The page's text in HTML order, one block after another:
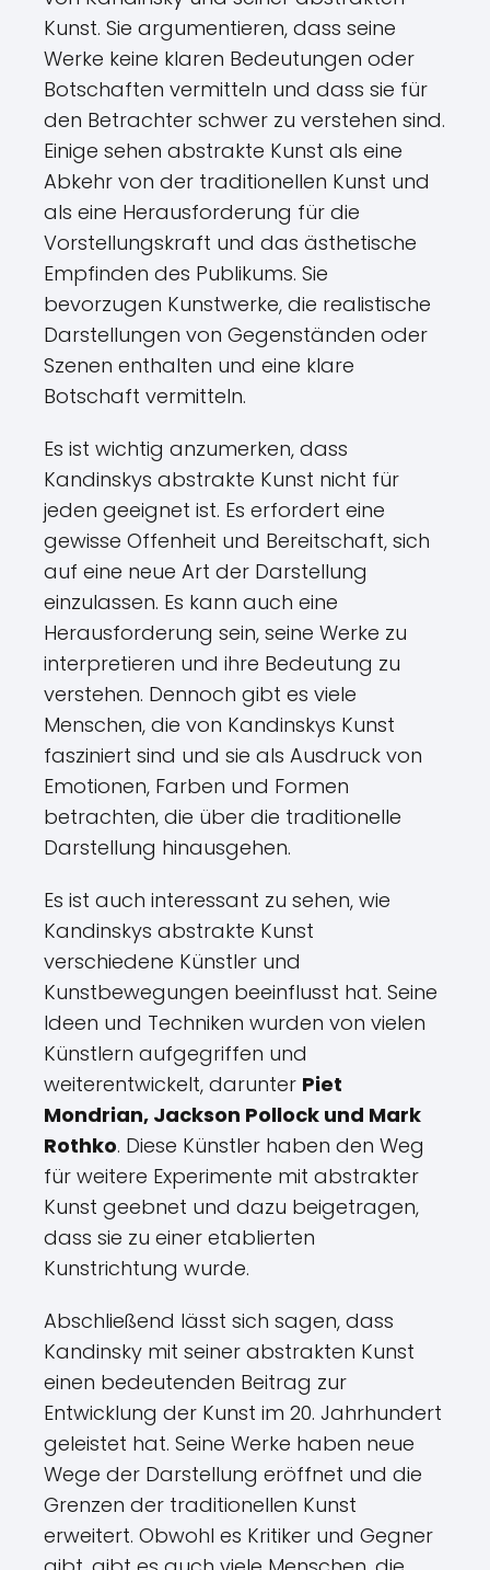
Kunst. Sie argumentieren, dass seine
Werke keine klaren Bedeutungen oder
Botschaften vermitteln und dass sie für
den Betrachter schwer zu verstehen sind.
Einige sehen abstrakte Kunst als eine
Abkehr von der traditionellen Kunst und
als eine Herausforderung für die
Vorstellungskraft und das ästhetische
Empfinden des Publikums. Sie
bevorzugen Kunstwerke, die realistische
Darstellungen von Gegenständen oder
Szenen enthalten und eine klare
Botschaft vermitteln.
Es ist wichtig anzumerken, dass
Kandinskys abstrakte Kunst nicht für
jeden geeignet ist. Es erfordert eine
gewisse Offenheit und Bereitschaft, sich
auf eine neue Art der Darstellung
einzulassen. Es kann auch eine
Herausforderung sein, seine Werke zu
interpretieren und ihre Bedeutung zu
verstehen. Dennoch gibt es viele
Menschen, die von Kandinskys Kunst
fasziniert sind und sie als Ausdruck von
Emotionen, Farben und Formen
betrachten, die über die traditionelle
Darstellung hinausgehen.
Es ist auch interessant zu sehen, wie
Kandinskys abstrakte Kunst
verschiedene Künstler und
Kunstbewegungen beeinflusst hat. Seine
Ideen und Techniken wurden von vielen
Künstlern aufgegriffen und
weiterentwickelt, darunter Piet
Mondrian, Jackson Pollock und Mark
Rothko. Diese Künstler haben den Weg
für weitere Experimente mit abstrakter
Kunst geebnet und dazu beigetragen,
dass sie zu einer etablierten
Kunstrichtung wurde.
Abschließend lässt sich sagen, dass
Kandinsky mit seiner abstrakten Kunst
einen bedeutenden Beitrag zur
Entwicklung der Kunst im 20. Jahrhundert
geleistet hat. Seine Werke haben neue
Wege der Darstellung eröffnet und die
Grenzen der traditionellen Kunst
erweitert. Obwohl es Kritiker und Gegner